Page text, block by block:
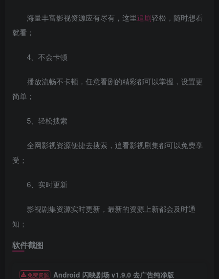
海量丰富影视资源应有尽有，这里追剧轻松，随时想看
就看；
4、不会卡顿
播放流畅不卡顿，任意看剧的精彩都可以掌握，设置更
简单；
5、轻松搜索
全网影视资源便捷去搜索，追看影视剧集都可以免费享
受；
6、实时更新
影视剧集资源实时更新，最新的资源上新都会及时通
知；
软件截图
免费资源 Android 闪映剧场 v1.9.0 去广告纯净版